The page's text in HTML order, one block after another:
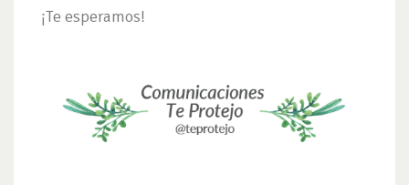
¡Te esperamos!